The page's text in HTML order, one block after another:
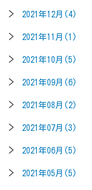
2021年12月(4)
2021年11月(1)
2021年10月(5)
2021年09月(6)
2021年08月(2)
2021年07月(3)
2021年06月(5)
2021年05月(5)